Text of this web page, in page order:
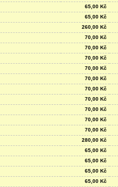
65,00 Kč
65,00 Kč
260,00 Kč
70,00 Kč
70,00 Kč
70,00 Kč
70,00 Kč
70,00 Kč
70,00 Kč
70,00 Kč
70,00 Kč
70,00 Kč
70,00 Kč
280,00 Kč
65,00 Kč
65,00 Kč
65,00 Kč
65,00 Kč